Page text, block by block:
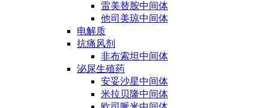
雷美替胺中间体
他司美琼中间体
电解质
抗痛风剂
非布索坦中间体
泌尿生殖药
安妥沙星中间体
米拉贝隆中间体